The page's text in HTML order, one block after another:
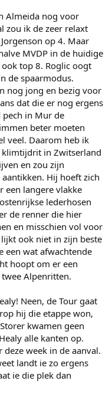
Almeida nog voor
zou ik de zeer relaxt
op 4. Maar
MVDP in de huidige
top 8. Roglic oogt
de spaarmodus.
nog jong en bezig voor
dat die er nog ergens
pech in Mur de
beter moeten
veel. Daarom heb ik
klimtijdrit in Zwitserland
en zou zijn
Hij hoeft zich
een langere vlakke
lederhosen
de renner die hier
en misschien vol voor
ook niet in zijn beste
een wat afwachtende
hoopt om er een
Alpenritten.
Neen, de Tour gaat
hij die etappe won,
kwamen geen
alle kanten op.
deze week in de aanval.
landt ie zo ergens
ie die plek dan